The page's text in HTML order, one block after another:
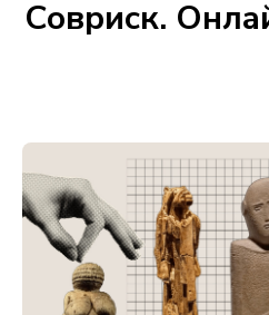
Совриск.